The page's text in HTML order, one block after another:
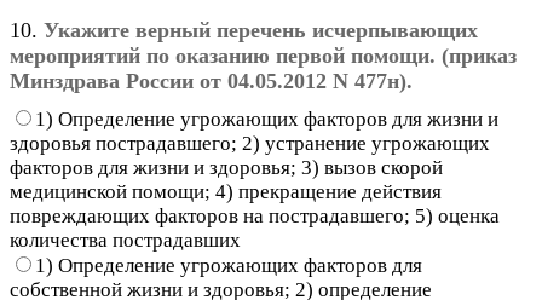
10. Укажите верный перечень исчерпывающих
мероприятий по оказанию первой помощи. (приказ
Минздрава России от 04.05.2012 N 477н).
1) Определение угрожающих факторов для жизни и
здоровья пострадавшего; 2) устранение угрожающих
факторов для жизни и здоровья; 3) вызов скорой
медицинской помощи; 4) прекращение действия
повреждающих факторов на пострадавшего; 5) оценка
количества пострадавших
1) Определение угрожающих факторов для
собственной жизни и здоровья; 2) определение